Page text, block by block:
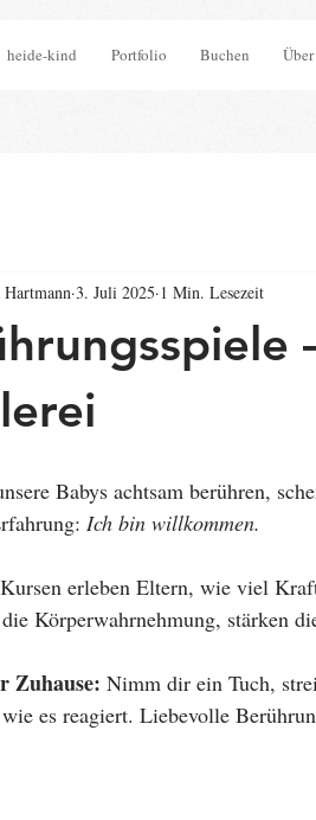
heide-kind Portfolio Buchen
Hartmann 3. Juli 2025 1 Min. Lesezeit
Babys achtsam berühren,
Ich bin willkommen.
erleben Eltern, wie viel
Körperwahrnehmung, stärken
Zuhause: Nimm dir ein Tuch,
es reagiert. Liebevolle